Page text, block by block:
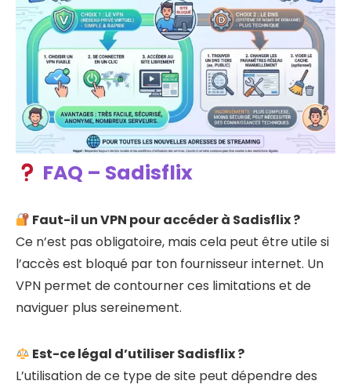
FAQ – Sadisflix
Faut-il un VPN pour accéder à Sadisflix ?
Ce n’est pas obligatoire, mais cela peut être utile si
l’accès est bloqué par ton fournisseur internet. Un
VPN permet de contourner ces limitations et de
naviguer plus sereinement.
Est-ce légal d’utiliser Sadisflix ?
L’utilisation de ce type de site peut dépendre des